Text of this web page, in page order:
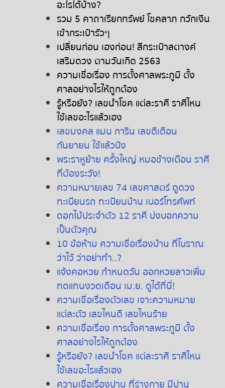
อะไรได้บ้าง?
รวม 5 คาถาเรียกทรัพย์โชคลาภ กวักเงิน
เข้ากระเป๋ารัวๆ
เปลี่ยนก่อน เฮงก่อน! สีกระเป๋าสตางค์
เสริมดวง ตามวันเกิด 2563
ความเชื่อเรื่อง การตั้งศาลพระภูมิ ตั้ง
ศาลอย่างไรให้ถูกต้อง
รู้หรือยัง? เลขนำโชค แต่ละราศี ราศีไหน
ใช้เลขอะไรแล้วเฮง
เลขมงคล แมน การิน เลขดีเดือน
กันยายน ใช้แล้วปัง
พระราหูย้าย ครั้งใหญ่ หมอช้างเตือน ราศี
ที่ต้องระวัง!
ความหมายเลข 74 เลขศาสตร์ ดูดวง
ทะเบียนรถ ทะเบียนบ้าน เบอร์โทรศัพท์
ดอกไม้ประจำตัว 12 ราศี บ่งบอกความ
เป็นตัวคุณ
10 ข้อห้าม ความเชื่อเรื่องบ้าน ที่โบราณ
ว่าไว้ว่าอย่าทำ..?
แจ้งคอหวย กำหนดวัน ออกหวยลาวเพิ่ม
ทดแทนงวดเดือน เม.ย. ดูได้ที่นี่!
ความเชื่อเรื่องตัวเลข เจาะความหมาย
แต่ละตัว เลขไหนดี เลขไหนร้าย
ความเชื่อเรื่อง การตั้งศาลพระภูมิ ตั้ง
ศาลอย่างไรให้ถูกต้อง
รู้หรือยัง? เลขนำโชค แต่ละราศี ราศีไหน
ใช้เลขอะไรแล้วเฮง
ความเชื่อเรื่องปาน ที่ร่างกาย มีปาน